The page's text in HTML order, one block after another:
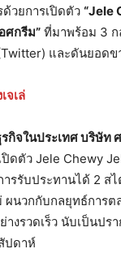
ด้วยการเปิดตัว “Jele
ศกรีม” ที่มาพร้อม 3 ก
และดันยอดข
จเล่
กิจในประเทศ บริษั
ดตัว Jele Chewy
รับประทานได้ 2 ส
นวกกับกลยุทธ์การ
รวดเร็ว นับเป็นปร
ปดาห์